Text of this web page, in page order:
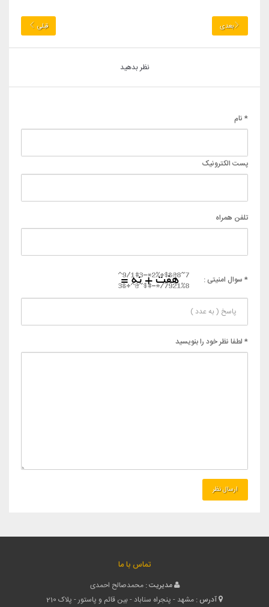
بعدی قبلی
نظر بدهید
* نام
پست الکترونیک
تلفن همراه
* سوال امنیتی :
* لطفا نظر خود را بنویسید
تماس با ما
مدیریت : محمدصالح احمدی
آدرس : مشهد - پنجراه سناباد - بین قائم و پاستور - پلاک 210